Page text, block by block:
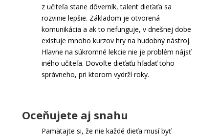
z učiteľa stane dôverník, talent dieťaťa sa
rozvinie lepšie. Základom je otvorená
komunikácia a ak to nefunguje, v dnešnej dobe
existuje mnoho kurzov hry na hudobný nástroj.
Hlavne na súkromné lekcie nie je problém nájsť
iného učiteľa. Dovoľte dieťaťu hľadať toho
správneho, pri ktorom vydrží roky.
Oceňujete aj snahu
Pamätajte si, že nie každé dieťa musí byť